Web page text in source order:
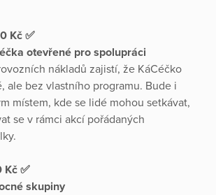
Kč ✅
otevřené pro spolupráci
nákladů zajistí, že KáCéčko
ale bez vlastního programu. Bude i
místem, kde se lidé mohou setkávat,
se v rámci akcí pořádaných
Kč ✅
skupiny